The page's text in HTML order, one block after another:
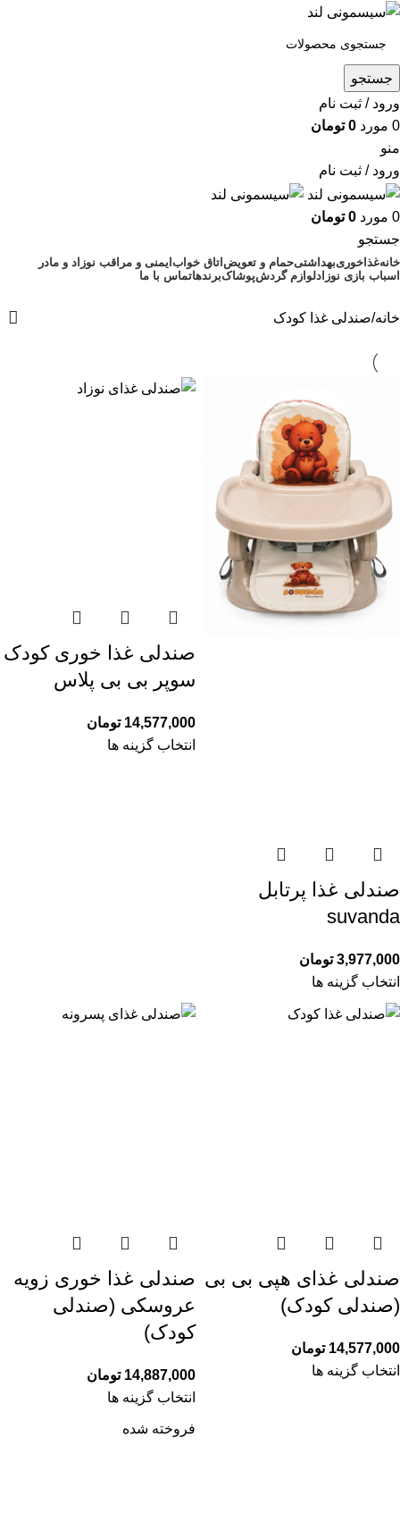
جستجو
ورود / ثبت نام
0 مورد 0 تومان
منو
ورود / ثبت نام
0 مورد 0 تومان
جستجو
خانهغذاخوریبهداشتیحمام و تعویضاتاق خوابایمنی و مراقب نوزاد و مادر
اسباب بازی نوزادلوازم گردشپوشاکبرندهاتماس با ما
خانه صندلی غذا کودک
صندلی غذا پرتابل
suvanda
3,977,000 تومان
انتخاب گزینه ها
صندلی غذا خوری کودک
سوپر بی بی پلاس
14,577,000 تومان
انتخاب گزینه ها
صندلی غذای هپی بی بی
(صندلی کودک)
14,577,000 تومان
انتخاب گزینه ها
صندلی غذا خوری زویه
عروسکی (صندلی
کودک)
14,887,000 تومان
انتخاب گزینه ها
فروخته شده